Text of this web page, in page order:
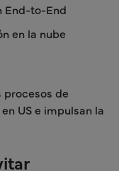
End-to-End
en la nube
procesos de
US e impulsan la